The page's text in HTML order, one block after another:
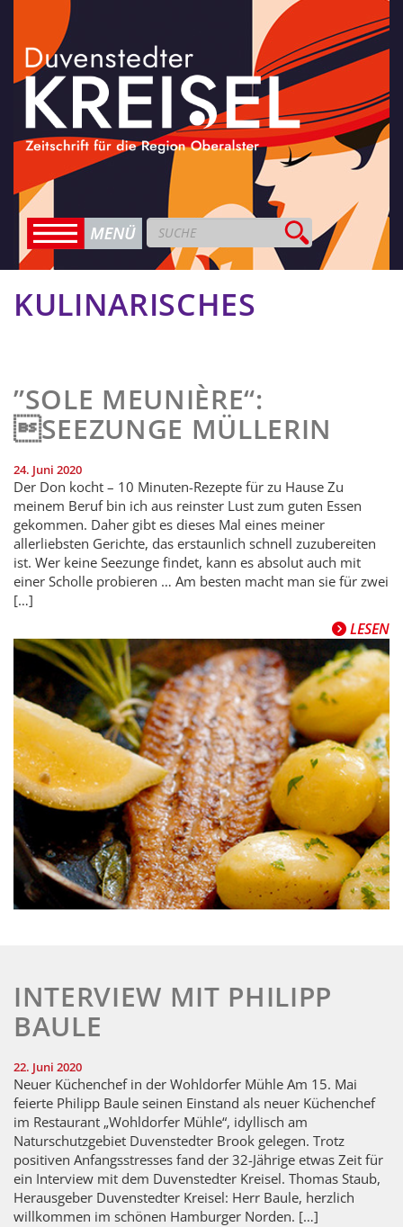
KULINARISCHES
”SOLE MEUNIÈRE“:
SEEZUNGE MÜLLERIN
24. Juni 2020
Der Don kocht – 10 Minuten-Rezepte für zu Hause Zu
meinem Beruf bin ich aus reinster Lust zum guten Essen
gekommen. Daher gibt es dieses Mal eines meiner
allerliebsten Gerichte, das erstaunlich schnell zuzubereiten
ist. Wer keine Seezunge findet, kann es absolut auch mit
einer Scholle probieren … Am besten macht man sie für zwei
[…]
LESEN
INTERVIEW MIT PHILIPP
BAULE
22. Juni 2020
Neuer Küchenchef in der Wohldorfer Mühle Am 15. Mai
feierte Philipp Baule seinen Einstand als neuer Küchenchef
im Restaurant „Wohldorfer Mühle“, idyllisch am
Naturschutzgebiet Duvenstedter Brook gelegen. Trotz
positiven Anfangsstresses fand der 32-Jährige etwas Zeit für
ein Interview mit dem Duvenstedter Kreisel. Thomas Staub,
Herausgeber Duvenstedter Kreisel: Herr Baule, herzlich
willkommen im schönen Hamburger Norden. […]